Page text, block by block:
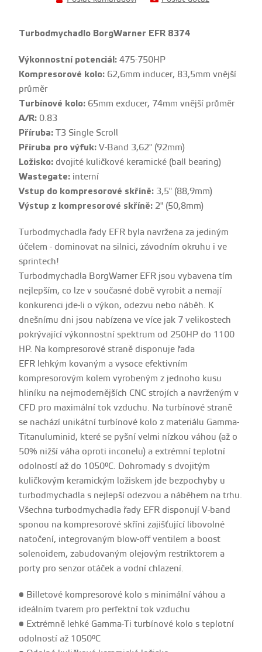
Turbodmychadlo BorgWarner EFR 8374
Výkonnostní potenciál: 475-750HP
Kompresorové kolo: 62,6mm inducer, 83,5mm vnější
průměr
Turbínové kolo: 65mm exducer, 74mm vnější průměr
A/R: 0.83
Příruba: T3 Single Scroll
Příruba pro výfuk: V-Band 3,62" (92mm)
Ložisko: dvojité kuličkové keramické (ball bearing)
Wastegate: interní
Vstup do kompresorové skříně: 3,5" (88,9mm)
Výstup z kompresorové skříně: 2" (50,8mm)
Turbodmychadla řady EFR byla navržena za jediným
účelem - dominovat na silnici, závodním okruhu i ve
sprintech!
Turbodmychadla BorgWarner EFR jsou vybavena tím
nejlepším, co lze v současné době vyrobit a nemají
konkurenci jde-li o výkon, odezvu nebo náběh. K
dnešnímu dni jsou nabízena ve více jak 7 velikostech
pokrývající výkonnostní spektrum od 250HP do 1100
HP. Na kompresorové straně disponuje řada
EFR lehkým kovaným a vysoce efektivním
kompresorovým kolem vyrobeným z jednoho kusu
hliníku na nejmodernějších CNC strojích a navrženým v
CFD pro maximální tok vzduchu. Na turbínové straně
se nachází unikátní turbínové kolo z materiálu Gamma-
Titanuluminid, které se pyšní velmi nízkou váhou (až o
50% nižší váha oproti inconelu) a extrémní teplotní
odolností až do 1050°C. Dohromady s dvojitým
kuličkovým keramickým ložiskem jde bezpochyby u
turbodmychadla s nejlepší odezvou a náběhem na trhu.
Všechna turbodmychadla řady EFR disponují V-band
sponou na kompresorové skříni zajišťující libovolné
natočení, integrovaným blow-off ventilem a boost
solenoidem, zabudovaným olejovým restriktorem a
porty pro senzor otáček a vodní chlazení.
• Billetové kompresorové kolo s minimální váhou a
ideálním tvarem pro perfektní tok vzduchu
• Extrémně lehké Gamma-Ti turbínové kolo s teplotní
odolností až 1050°C